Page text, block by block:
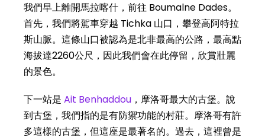
我們早上離開馬拉喀什，前往 Boumalne Dades。
首先，我們將駕車穿越 Tichka 山口，攀登高阿特拉
斯山脈。這條山口被認為是北非最高的公路，最高點
海拔達2260公尺，因此我們會在此停留，欣賞壯麗
的景色。
下一站是 Ait Benhaddou ，摩洛哥最大的古堡。說
到古堡，我們指的是有防禦功能的村莊。摩洛哥有許
多這樣的古堡，但這座是最著名的。過去，這裡曾是